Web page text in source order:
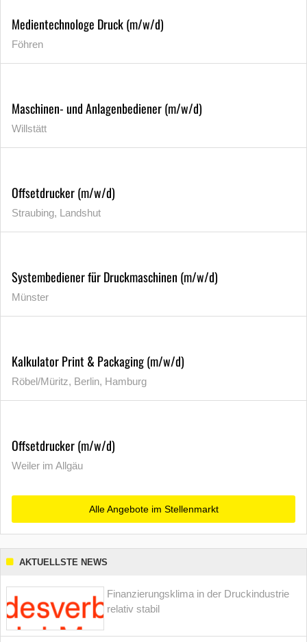
Medientechnologe Druck (m/w/d)
Föhren
Maschinen- und Anlagenbediener (m/w/d)
Willstätt
Offsetdrucker (m/w/d)
Straubing, Landshut
Systembediener für Druckmaschinen (m/w/d)
Münster
Kalkulator Print & Packaging (m/w/d)
Röbel/Müritz, Berlin, Hamburg
Offsetdrucker (m/w/d)
Weiler im Allgäu
Alle Angebote im Stellenmarkt
AKTUELLSTE NEWS
Finanzierungsklima in der Druckindustrie
relativ stabil